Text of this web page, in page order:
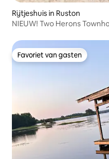
Rijtjeshuis in Ruston
NIEUW! Two Herons
Favoriet van gasten
Favoriet van gasten